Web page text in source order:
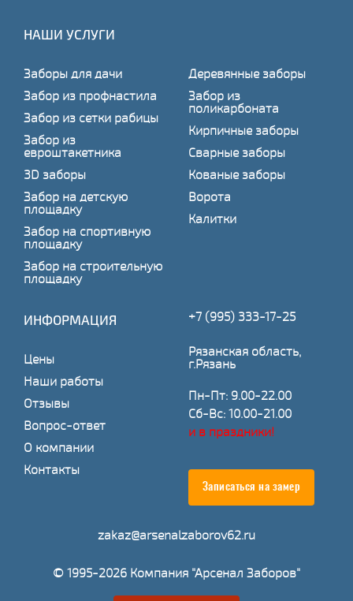
НАШИ УСЛУГИ
Заборы для дачи
Забор из профнастила
Забор из сетки рабицы
Забор из
евроштакетника
3D заборы
Забор на детскую
площадку
Забор на спортивную
площадку
Забор на строительную
площадку
Деревянные заборы
Забор из
поликарбоната
Кирпичные заборы
Сварные заборы
Кованые заборы
Ворота
Калитки
ИНФОРМАЦИЯ
Цены
Наши работы
Отзывы
Вопрос-ответ
О компании
Контакты
+7 (995) 333-17-25
Рязанская область,
г.Рязань
Пн-Пт: 9.00-22.00
Сб-Вс: 10.00-21.00
и в праздники!
Записаться на замер
zakaz@arsenalzaborov62.ru
© 1995-2026 Компания "Арсенал Заборов"